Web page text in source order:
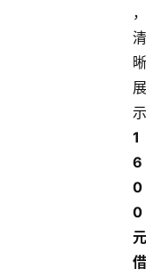
，
清
晰
展
示
1
6
0
0
元
借